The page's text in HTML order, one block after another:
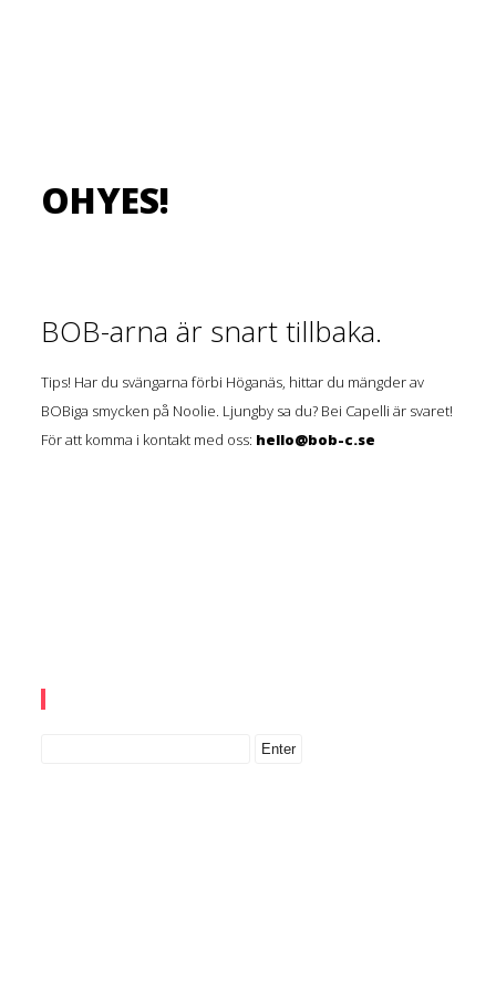
OHYES!
BOB-arna är snart tillbaka.
Tips! Har du svängarna förbi Höganäs, hittar du mängder av
BOBiga smycken på Noolie. Ljungby sa du? Bei Capelli är svaret!
För att komma i kontakt med oss: hello@bob-c.se